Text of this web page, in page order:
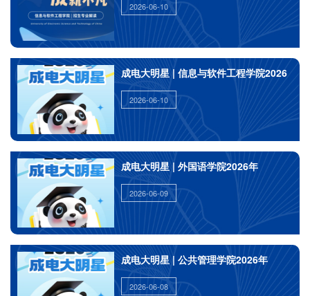
2026-06-10
成电大明星 | 信息与软件工程学院2026
2026-06-10
成电大明星 | 外国语学院2026年
2026-06-09
成电大明星 | 公共管理学院2026年
2026-06-08